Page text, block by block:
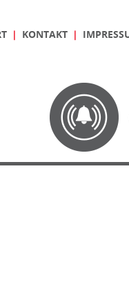
KONTAKT